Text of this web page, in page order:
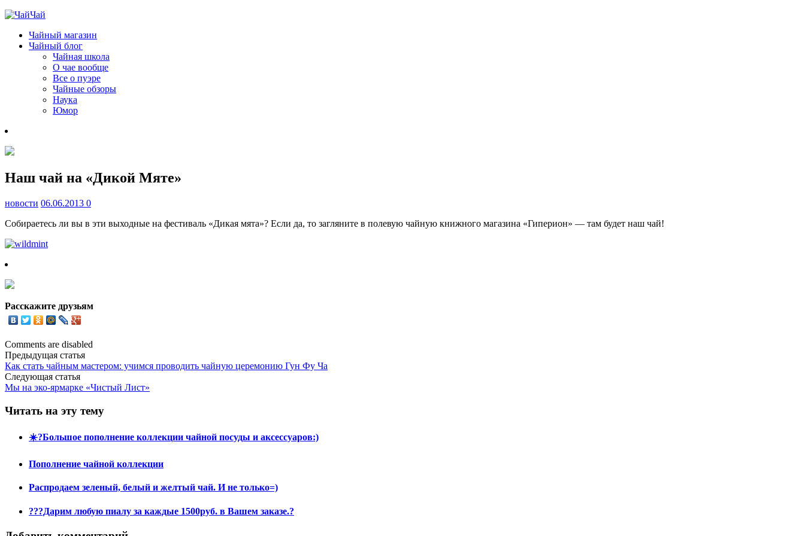
Чайный магазин
Чайный блог
Чайная школа
О чае вообще
Все о пуэре
Чайные обзоры
Наука
Юмор
Наш чай на «Дикой Мяте»
новости 06.06.2013 0
Собираетесь ли вы в эти выходные на фестиваль «Дикая мята»? Если да, то загляните в полевую чайную книжного магазина «Гиперион» — там будет наш чай!
Расскажите друзьям
Comments are disabled
Предыдущая статья
Как стать чайным мастером: учимся проводить чайную церемонию Гун Фу Ча
Следующая статья
Мы на эко-ярмарке «Чистый Лист»
Читать на эту тему
☀️?Большое пополнение коллекции чайной посуды и аксессуаров:)
Пополнение чайной коллекции
Распродаем зеленый, белый и желтый чай. И не только=)
???Дарим любую пиалу за каждые 1500руб. в Вашем заказе.?